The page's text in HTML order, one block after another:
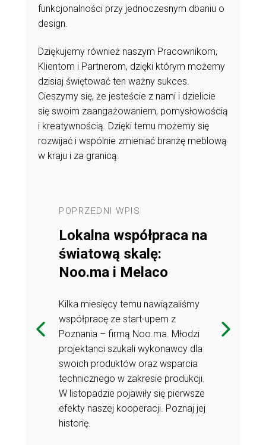
funkcjonalności przy jednoczesnym dbaniu o
design.
Dziękujemy również naszym Pracownikom,
Klientom i Partnerom, dzięki którym możemy
dzisiaj świętować ten ważny sukces.
Cieszymy się, że jesteście z nami i dzielicie
się swoim zaangażowaniem, pomysłowością
i kreatywnością. Dzięki temu możemy się
rozwijać i wspólnie zmieniać branżę meblową
w kraju i za granicą.
POPRZEDNI WPIS
Lokalna współpraca na
światową skalę:
Noo.ma i Melaco
Kilka miesięcy temu nawiązaliśmy
współpracę ze start-upem z
Poznania – firmą Noo.ma. Młodzi
projektanci szukali wykonawcy dla
swoich produktów oraz wsparcia
technicznego w zakresie produkcji.
W listopadzie pojawiły się pierwsze
efekty naszej kooperacji. Poznaj jej
historię.